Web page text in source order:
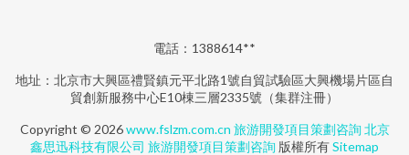
電話：1388614**
地址：北京市大興區禮賢鎮元平北路1號自貿試驗區大興機場片區自
貿創新服務中心E10棟三層2335號（集群注冊）
Copyright © 2026www.fslzm.com.cn 旅游開發項目策劃咨詢 北京
鑫思迅科技有限公司 旅游開發項目策劃咨詢 版權所有Sitemap